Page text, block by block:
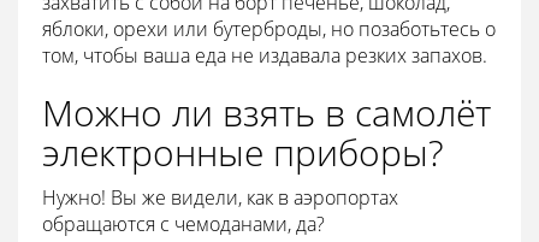
яблоки, орехи или бутерброды, но позаботьтесь о
том, чтобы ваша еда не издавала резких запахов.
Можно ли взять в самолёт
электронные приборы?
Нужно! Вы же видели, как в аэропортах
обращаются с чемоданами, да?